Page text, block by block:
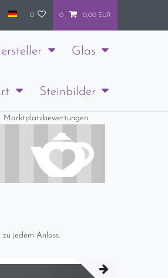
0 0 0,00 EUR
Glas
Steinbilder
jedem Anlass.